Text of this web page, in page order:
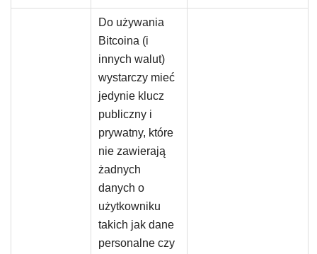
Do używania
Bitcoina (i
innych walut)
wystarczy mieć
jedynie klucz
publiczny i
prywatny, które
nie zawierają
żadnych
danych o
użytkowniku
takich jak dane
personalne czy